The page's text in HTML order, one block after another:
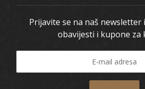
Prijavite se na naš newsletter
obavijesti i kupone za